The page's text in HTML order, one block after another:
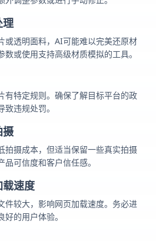
理
或透明面料，AI可能难以完美还原材
或使用支持高级材质模拟的工具。
有特定规则。确保了解目标平台的政
违规处罚。
摄
拍摄成本，但适当保留一些真实拍摄
可信度和客户信任感。
速度
件较大，影响网页加载速度。务必进
的用户体验。